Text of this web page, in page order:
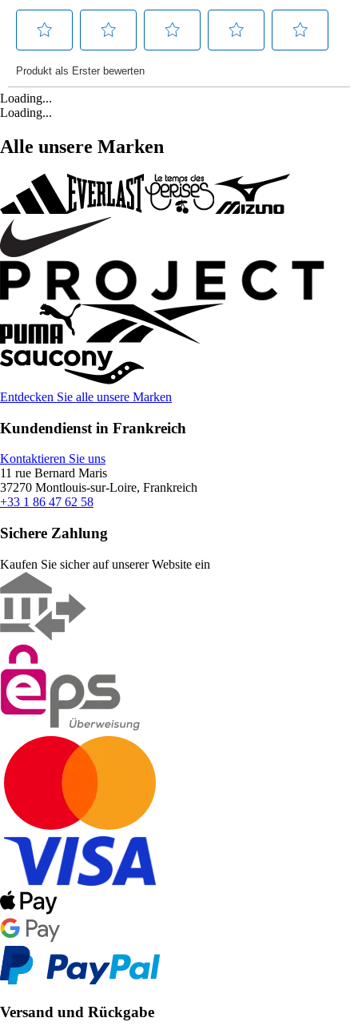
Loading...
Loading...
Alle unsere Marken
Entdecken Sie alle unsere Marken
Kundendienst in Frankreich
Kontaktieren Sie uns
11 rue Bernard Maris
37270 Montlouis-sur-Loire, Frankreich
+33 1 86 47 62 58
Sichere Zahlung
Kaufen Sie sicher auf unserer Website ein
Versand und Rückgabe